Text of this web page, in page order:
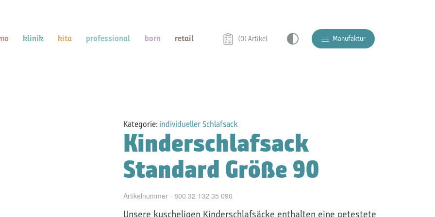
klinik kita professional born retail (0) Artikel Manufaktur
Kategorie: individueller Schlafsack
Kinderschlafsack
Standard Größe 90
Artikelnummer - 800 32 132 35 090
Unsere kuscheligen Kinderschlafsäcke enthalten eine getestete